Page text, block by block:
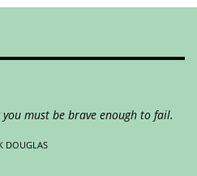
must be brave enough to fail.
DOUGLAS